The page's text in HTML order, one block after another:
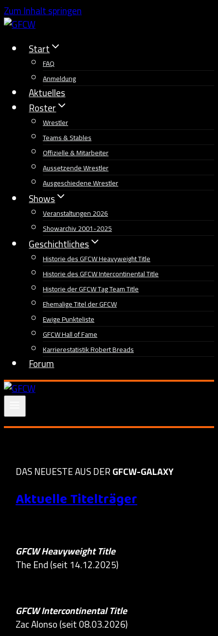
Zum Inhalt springen
Start
FAQ
Anmeldung
Aktuelles
Roster
Wrestler
Teams & Stables
Offizielle & Mitarbeiter
Aussetzende Wrestler
Ausgeschiedene Wrestler
Shows
Veranstaltungen 2026
Showarchiv 2001-2025
Geschichtliches
Historie des GFCW Heavyweight Title
Historie des GFCW Intercontinental Title
Historie der GFCW Tag Team Title
Ehemalige Titel der GFCW
Ewige Punkteliste
GFCW Hall of Fame
Karrierestatistik Robert Breads
Forum
DAS NEUESTE AUS DERGFCW-GALAXY
Aktuelle Titelträger
GFCW Heavyweight Title
The End (seit 14.12.2025)
GFCW Intercontinental Title
Zac Alonso (seit 08.03.2026)